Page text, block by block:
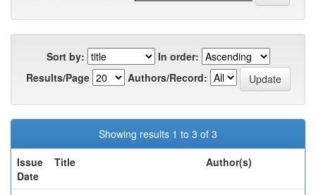
Sort by:
In order:
Results/Page
Authors/Record:
Showing results 1 to 3 of 3
Issue
Date
Title Author(s)